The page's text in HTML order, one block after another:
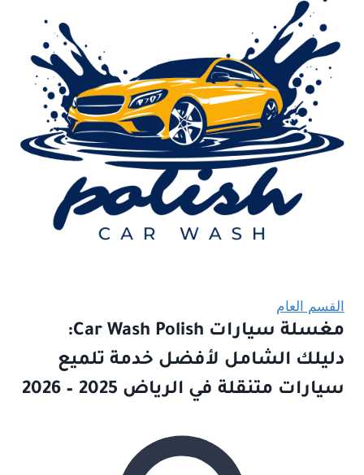
القسم العام
مغسلة سيارات Car Wash Polish:
دليلك الشامل لأفضل خدمة تلميع
سيارات متنقلة في الرياض 2025 – 2026